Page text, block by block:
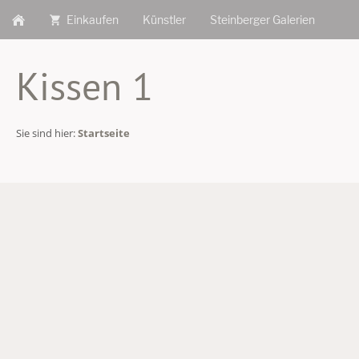
Einkaufen Künstler Steinberger Galerien
Kissen 1
Sie sind hier:Startseite